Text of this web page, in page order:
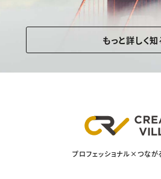
もっと詳しく知
プロフェッショナル×つな